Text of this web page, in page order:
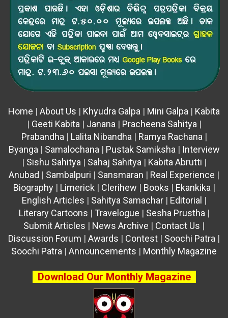
Home | About Us | Khyudra Galpa | Mini Galpa | Kabita
| Geeti Kabita | Janana | Pracheena Sahitya |
Prabandha | Lalita Nibandha | Ramya Rachana |
Byanga | Samalochana | Pustak Samiksha | Interview
| Sishu Sahitya | Sahaj Sahitya | Kabita Abrutti |
Anubad | Sambalpuri | Sansmaran | Real Experience |
Biography| Limerick | Clerihew | Books | Ekankika |
English Articles | Sahitya Samachar| Editorial |
Literary Cartoons | Travelogue | Sesha Prustha |
Submit Articles | News Archive | Contact Us |
Discussion Forum | Awards | Contest | Soochi Patra |
Soochi Patra | Announcements | Monthly Magazine
Download Our Monthly Magazine